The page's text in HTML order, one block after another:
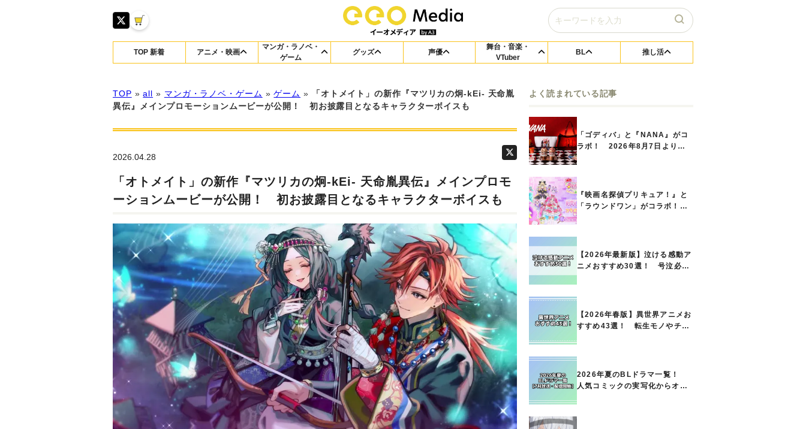
TOP 新着 アニメ・映画
マンガ・ラノベ・
ゲーム
グッズ 声優
舞台・音楽・
VTuber
BL 推し活
TOP »all » マンガ・ラノベ・ゲーム »ゲーム »
「オトメイト」の新作『マツリカの炯-kEi- 天命胤
異伝』メインプロモーションムービーが公開！ 初お披露目となるキャラクターボイスも
2026.04.28
「オトメイト」の新作『マツリカの炯-kEi- 天命胤異伝』メインプロモ
ーションムービーが公開！ 初お披露目となるキャラクターボイスも
よく読まれている記事
「ゴディバ」と『NANA』がコ
ラボ！ 2026年8月7日よりシ
『映画名探偵プリキュア！』と
「ラウンドワン」がコラボ！
【2026年最新版】泣ける感動ア
ニメおすすめ30選！ 号泣必須
【2026年春版】異世界アニメお
すすめ43選！ 転生モノやチー
2026年夏のBLドラマ一覧！
人気コミックの実写化からオリ